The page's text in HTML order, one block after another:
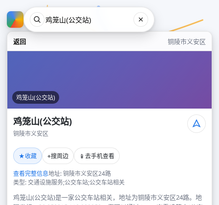
返回 铜陵市义安区
鸡笼山(公交站)
鸡笼山(公交站)
铜陵市义安区
★收藏 ⌖搜周边 📱 去手机查看
查看完整信息地址: 铜陵市义安区24路
类型: 交通设施服务;公交车站;公交车站相关
鸡笼山(公交站)是一家公交车站相关，地址为铜陵市义安区24路。地